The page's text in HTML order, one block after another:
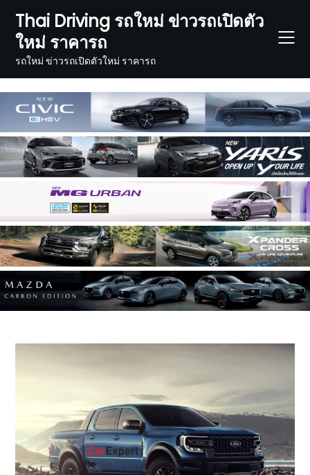
content
Thai Driving รถใหม่ ข่าวรถเปิดตัว
ใหม่ ราคารถ
รถใหม่ ข่าวรถเปิดตัวใหม่ ราคารถ